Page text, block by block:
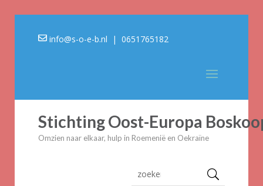
info@s-o-e-b.nl | 0651765182
Stichting Oost-Europa
Omzien naar elkaar, hulp in Roemenië en Oekraïne